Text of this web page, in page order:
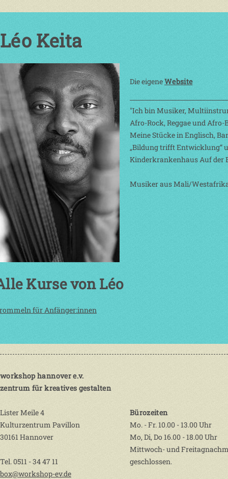
Léo Keita
Die eigeneWebsite
"Ich bin Musiker,
Afro-Rock, Reggae und Afro-
Meine Stücke in Englisch,
„Bildung trifft Entwicklung“
Kinderkrankenhaus Auf der
Musiker aus Mali/
Kurse von Léo
für Anfänger:innen
workshop hannover e.v.
zentrum für kreatives gestalten
Lister Meile 4
Kulturzentrum Pavillon
30161 Hannover
Tel. 0511 - 34 47 11
box@workshop-ev.de
Bürozeiten
Mo. - Fr. 10.00 - 13.00 Uhr
Mo, Di, Do 16.00 - 18.00 Uhr
Mittwoch- und
geschlossen.